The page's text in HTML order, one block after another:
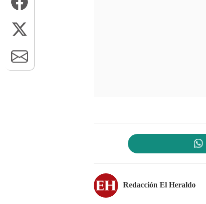
Redacción El Heraldo